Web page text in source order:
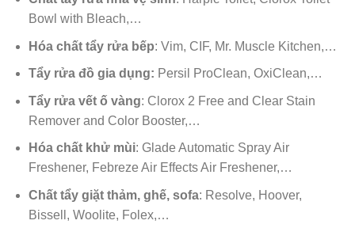
Bowl with Bleach,…
Hóa chất tẩy rửa bếp: Vim, CIF, Mr. Muscle Kitchen,…
Tẩy rửa đồ gia dụng: Persil ProClean, OxiClean,…
Tẩy rửa vết ố vàng: Clorox 2 Free and Clear Stain
Remover and Color Booster,…
Hóa chất khử mùi: Glade Automatic Spray Air
Freshener, Febreze Air Effects Air Freshener,…
Chất tẩy giặt thảm, ghế, sofa: Resolve, Hoover,
Bissell, Woolite, Folex,…